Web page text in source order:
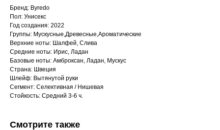
Бренд: Byredo
Пол: Унисекс
Год создания: 2022
Группы: Мускусные,Древесные,Ароматические
Верхние ноты: Шалфей, Слива
Средние ноты: Ирис, Ладан
Базовые ноты: Амброксан, Ладан, Мускус
Страна: Швеция
Шлейф: Вытянутой руки
Сегмент: Селективная / Нишевая
Стойкость: Средний 3-6 ч.
Смотрите также